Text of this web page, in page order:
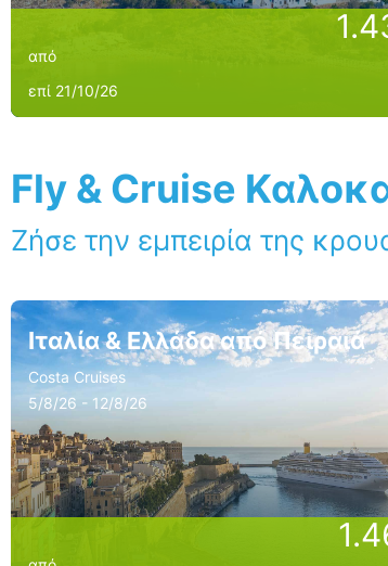
από
επί 21/10/26
Fly & Cruise
Ζήσε την εμπειρία της
Ιταλία & Ελλάδα από Πειραιά
Costa Cruises
5/8/26 - 12/8/26